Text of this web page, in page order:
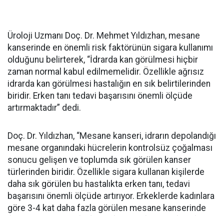
Üroloji Uzmanı Doç. Dr. Mehmet Yıldızhan, mesane
kanserinde en önemli risk faktörünün sigara kullanımı
olduğunu belirterek, “İdrarda kan görülmesi hiçbir
zaman normal kabul edilmemelidir. Özellikle ağrısız
idrarda kan görülmesi hastalığın en sık belirtilerinden
biridir. Erken tanı tedavi başarısını önemli ölçüde
artırmaktadır” dedi.
Doç. Dr. Yıldızhan, “Mesane kanseri, idrarın depolandığı
mesane organındaki hücrelerin kontrolsüz çoğalması
sonucu gelişen ve toplumda sık görülen kanser
türlerinden biridir. Özellikle sigara kullanan kişilerde
daha sık görülen bu hastalıkta erken tanı, tedavi
başarısını önemli ölçüde artırıyor. Erkeklerde kadınlara
göre 3-4 kat daha fazla görülen mesane kanserinde